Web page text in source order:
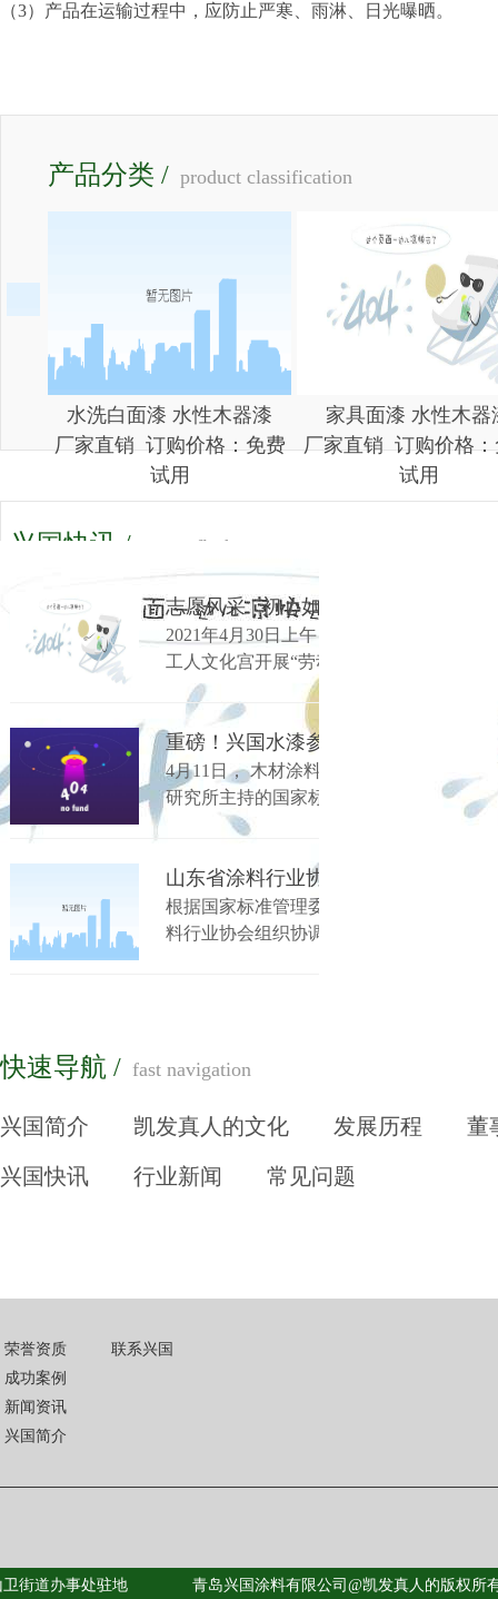
（3） 产品在运输过程中，应防止严寒、雨淋、日光曝晒。
产品分类 / product classification
水洗白面漆 水性木器漆
厂家直销 订购价格：免费
试用
家具面漆 水性木器
厂家直销 订购价格：
试用
兴国快讯 / news flash
2021年4月30日上午，在“五一”国际劳动
工人文化宫开展“劳动者最美丽.@在你身
作为区工会成员之一，积极响应，抽调
4月11日， 木材涂料与涂装国家创新联盟
研究所主持的国家标准《地采暖用木质地
次研讨会以线上线下相结合形式举办。
根据国家标准管理委员会、民政部制定的
料行业协会组织协调，青岛兴国涂料有限
快速导航 / fast navigation
兴国简介 凯发真人的文化 发展历程 董
兴国快讯 行业新闻 常见问题
荣誉资质
成功案例
新闻资讯
兴国简介
联系兴国
街道办事处驻地 青岛兴国涂料有限公司@凯发真人的版权所